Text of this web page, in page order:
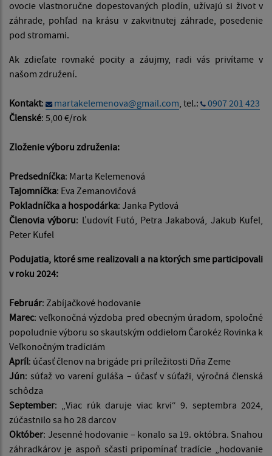
ovocie vlastnoručne dopestovaných plodín, užívajú si život v
záhrade, pohľad na krásu v zakvitnutej záhrade, posedenie
pod stromami.
Ak zdieľate rovnaké pocity a záujmy, radi vás privítame v
našom združení.
Kontakt: martakelemenova@gmail.com, tel.:
0907 201 423
Členské: 5,00 €/rok
Zloženie výboru združenia:
Predsedníčka: Marta Kelemenová
Tajomníčka: Eva Zemanovičová
Pokladníčka a hospodárka: Janka Pytlová
Členovia výboru: Ľudovít Futó, Petra Jakabová, Jakub Kufel,
Peter Kufel
Podujatia, ktoré sme realizovali a na ktorých sme participovali
v roku 2024:
Február: Zabíjačkové hodovanie
Marec: veľkonočná výzdoba pred obecným úradom, spoločné
popoludnie výboru so skautským oddielom Čarokéz Rovinka k
Veľkonočným tradíciám
Apríl: účasť členov na brigáde pri príležitosti Dňa Zeme
Jún: súťaž vo varení guláša – účasť v súťaži, výročná členská
schôdza
September: „Viac rúk daruje viac krvi“ 9. septembra 2024,
zúčastnilo sa ho 28 darcov
Október: Jesenné hodovanie – konalo sa 19. októbra. Snahou
záhradkárov je aspoň sčasti pripomínať tradície „hodovanie